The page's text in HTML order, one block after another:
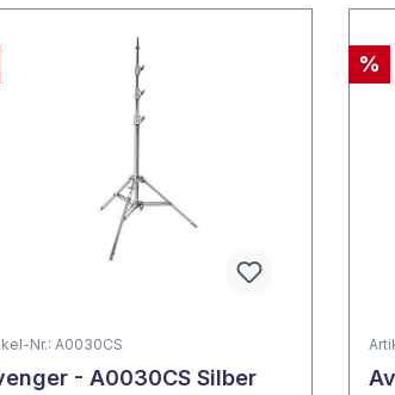
Nr.: A0030CS
- A0030CS Silber
%